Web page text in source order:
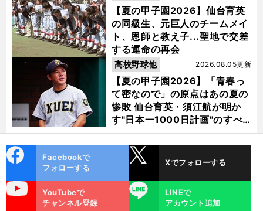
【夏の甲子園2026】仙台育英
の同級生、元巨人のチームメイ
ト、恩師と教え子...聖地で交差
する運命の再会
【夏の甲子園2026】「青春っ
て密なので」の原点はあの夏の
惨敗 仙台育英・須江航が明か
す"日本一1000日計画"のすべ
て
2026.08.05更新
高校野球他
ok
Facebookで
フォローする
Xでフォローする
YouTubeで
チャンネル登録
LINE
LINEで
アカウント追加